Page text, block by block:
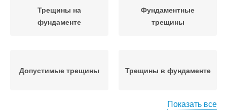
Трещины на
фундаменте
Фундаментные
трещины
Допустимые трещины Трещины в фундаменте
Показать все